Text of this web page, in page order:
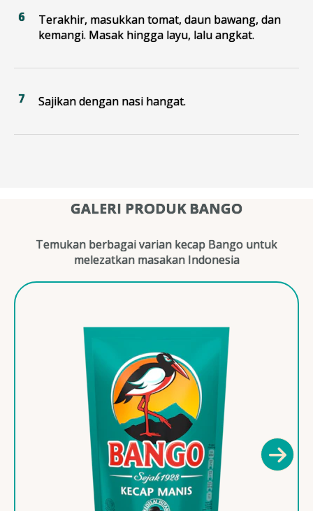
Terakhir, masukkan tomat, daun bawang, dan
kemangi. Masak hingga layu, lalu angkat.
Sajikan dengan nasi hangat.
GALERI PRODUK BANGO
Temukan berbagai varian kecap Bango untuk
melezatkan masakan Indonesia